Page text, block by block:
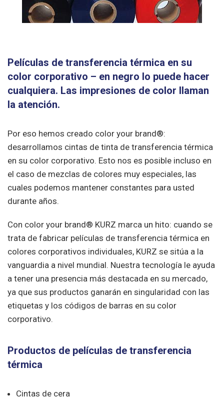
Películas de transferencia térmica en su
color corporativo – en negro lo puede hacer
cualquiera. Las impresiones de color llaman
la atención.
Por eso hemos creado color your brand®:
desarrollamos cintas de tinta de transferencia térmica
en su color corporativo. Esto nos es posible incluso en
el caso de mezclas de colores muy especiales, las
cuales podemos mantener constantes para usted
durante años.
Con color your brand® KURZ marca un hito: cuando se
trata de fabricar películas de transferencia térmica en
colores corporativos individuales, KURZ se sitúa a la
vanguardia a nivel mundial. Nuestra tecnología le ayuda
a tener una presencia más destacada en su mercado,
ya que sus productos ganarán en singularidad con las
etiquetas y los códigos de barras en su color
corporativo.
Productos de películas de transferencia
térmica
Cintas de cera